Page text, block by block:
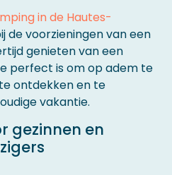
in de Hautes-
de voorzieningen van een
genieten van een
perfect is om op adem te
ontdekken en te
vakantie.
gezinnen en